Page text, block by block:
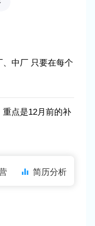
是10-12月的实
中厂 只要在每个
点是12月前的补
简历分析